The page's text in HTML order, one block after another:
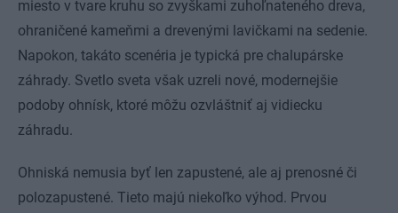
miesto v tvare kruhu so zvyškami zuhoľnateného dreva,
ohraničené kameňmi a drevenými lavičkami na sedenie.
Napokon, takáto scenéria je typická pre chalupárske
záhrady. Svetlo sveta však uzreli nové, modernejšie
podoby ohnísk, ktoré môžu ozvláštniť aj vidiecku
záhradu.
Ohniská nemusia byť len zapustené, ale aj prenosné či
polozapustené. Tieto majú niekoľko výhod. Prvou